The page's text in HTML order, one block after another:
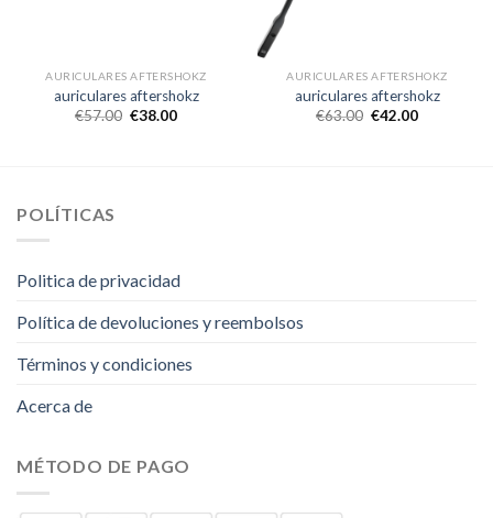
AURICULARES AFTERSHOKZ
auriculares aftershokz
€57.00 €38.00
AURICULARES AFTERSHOKZ
auriculares aftershokz
€63.00 €42.00
POLÍTICAS
Politica de privacidad
Política de devoluciones y reembolsos
Términos y condiciones
Acerca de
MÉTODO DE PAGO